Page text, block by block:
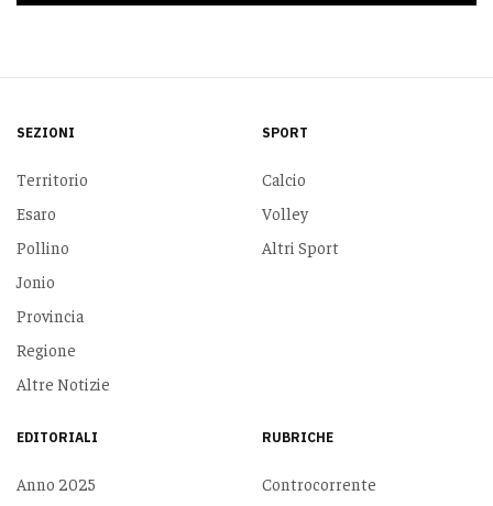
SEZIONI
Territorio
Esaro
Pollino
Jonio
Provincia
Regione
Altre Notizie
SPORT
Calcio
Volley
Altri Sport
EDITORIALI
Anno 2025
RUBRICHE
Controcorrente